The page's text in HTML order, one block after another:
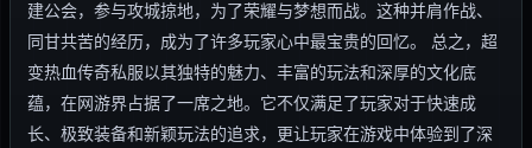
建公会，参与攻城掠地，为了荣耀与梦想而战。这种并肩作战、
同甘共苦的经历，成为了许多玩家心中最宝贵的回忆。 总之，超
变热血传奇私服以其独特的魅力、丰富的玩法和深厚的文化底
蕴，在网游界占据了一席之地。它不仅满足了玩家对于快速成
长、极致装备和新颖玩法的追求，更让玩家在游戏中体验到了深